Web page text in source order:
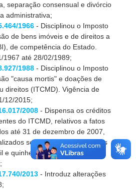
separação consensual e divórcio
administrativa;
1966 - Disciplinou o Imposto
de bens imóveis e de direitos a
de competência do Estado.
1967 até 28/02/1989;
1988 - Disciplinou o Imposto
"causa mortis" e doações de
direitos (ITCMD). Vigência de
12/2015;
2008 - Dispensa os créditos
do ITCMD, relativos a fatos
até 31 de dezembro de 2007,
sejam iguais ou inferiores
e quinhentos reais), na data da
2013 - Introduz alterações